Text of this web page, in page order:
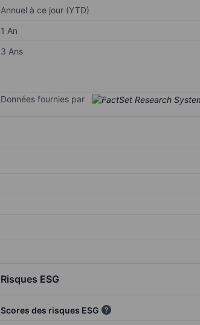
Annuel à ce jour (YTD)
1 An
3 Ans
Données fournies par
Risques ESG
Scores des risques ESG